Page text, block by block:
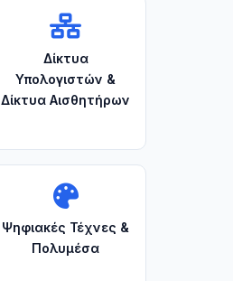
Δίκτυα
Υπολογιστών &
Δίκτυα Αισθητήρων
Ψηφιακές Τέχνες &
Πολυμέσα